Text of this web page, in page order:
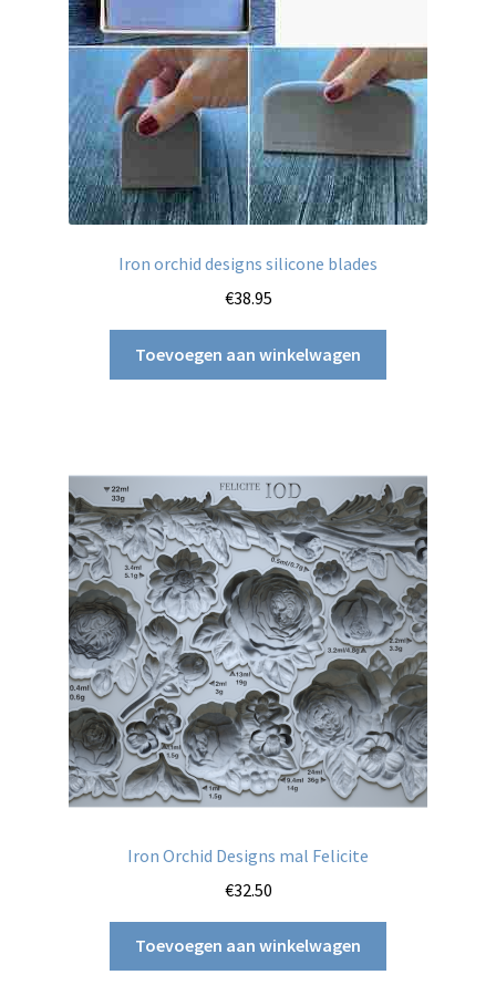
Iron orchid designs silicone blades
€38.95
Toevoegen aan winkelwagen
Iron Orchid Designs mal Felicite
€32.50
Toevoegen aan winkelwagen